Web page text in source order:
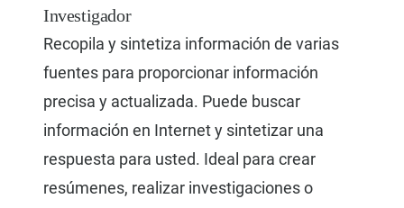
Investigador
Recopila y sintetiza información de varias
fuentes para proporcionar información
precisa y actualizada. Puede buscar
información en Internet y sintetizar una
respuesta para usted. Ideal para crear
resúmenes, realizar investigaciones o